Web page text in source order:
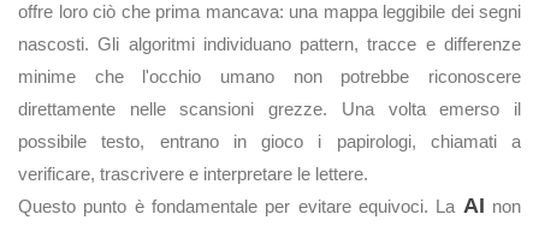
offre loro ciò che prima mancava: una mappa leggibile dei segni
nascosti. Gli algoritmi individuano pattern, tracce e differenze
minime che l'occhio umano non potrebbe riconoscere
direttamente nelle scansioni grezze. Una volta emerso il
possibile testo, entrano in gioco i papirologi, chiamati a
verificare, trascrivere e interpretare le lettere.
Questo punto è fondamentale per evitare equivoci. La AI non